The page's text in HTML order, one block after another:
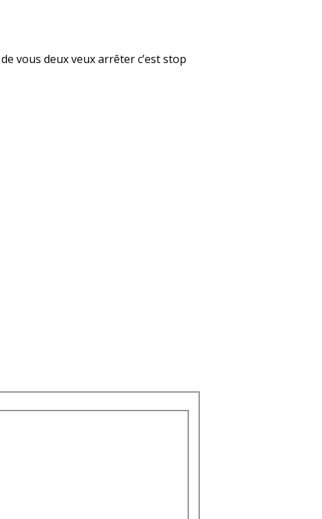
vous deux veux arrêter c’est stop